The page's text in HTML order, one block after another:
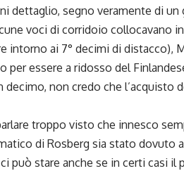
dettaglio, segno veramente di un
voci di corridoio collocavano
intorno ai 7° decimi di distacco),
per essere a ridosso del
decimo, non credo che l’acquisto
troppo visto che innesco
di Rosberg sia stato dovuto
può stare anche se in certi casi il